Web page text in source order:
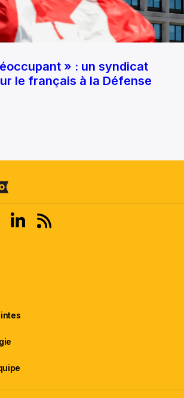
» : un syndicat
le français à la Défense